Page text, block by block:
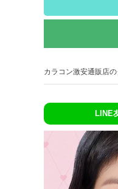
カラコン激安通販店
LINE